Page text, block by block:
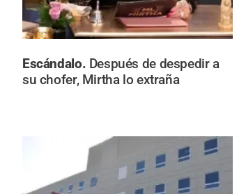
Escándalo. Después de despedir a
su chofer, Mirtha lo extraña